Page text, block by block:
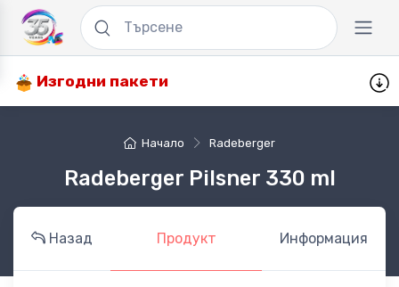
Изгодни пакети
Начало Radeberger
Radeberger Pilsner 330 ml
Назад Продукт Информация